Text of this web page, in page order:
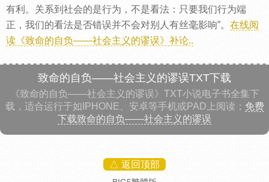
有利。关系到社会的是行为，不是看法：只要我们行为端
正，我们的看法是否错误并不会对别人有丝毫影响”。 在线阅
读《致命的自负——社会主义的谬误》补论..
致命的自负——社会主义的谬误TXT下载
《致命的自负——社会主义的谬误》TXT小说电子书全集下
载，适合运行于如IPHONE、安卓等手机或PAD上阅读； 免费
下载致命的自负——社会主义的谬误
△ 返回顶部